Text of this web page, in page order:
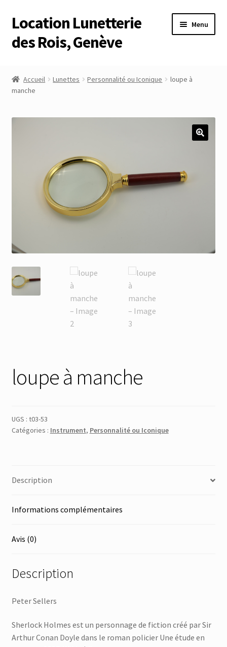
Aller
à
la
Aller
au
contenu
Location Lunetterie
des Rois, Genève
Menu
Altimètre Artaria Genève
Commande
Connexion
Membres
Mon Compte
Search Results
Accueil Lunettes Personnalité ou Iconique
loupe à
manche
loupe à manche
UGS : t03-53
Catégories : Instrument, Personnalité ou Iconique
Description
Informations complémentaires
Avis (0)
Description
Peter Sellers
Sherlock Holmes est un personnage de fiction créé par Sir
Arthur Conan Doyle dans le roman policier Une étude en